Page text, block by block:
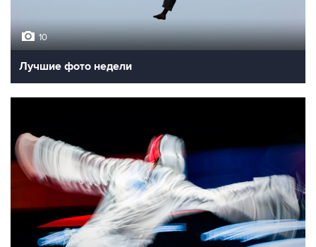
10
Лучшие фото недели